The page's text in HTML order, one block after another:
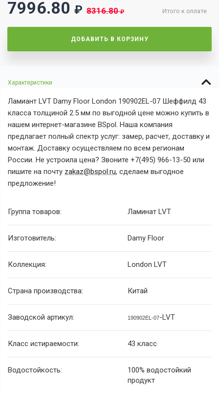
Итого к оплате
7996.80 ₽ 8316.80₽
ДОБАВИТЬ В КОРЗИНУ
Характеристики
Ламиант LVT Damy Floor London 190902EL-07 Шеффилд 43
класса толщиной 2.5 мм по выгодной цене можно купить в
нашем интернет-магазине BSpol. Наша компания
предлагает полный спектр услуг: замер, расчет, доставку и
монтаж. Доставку осуществляем по всем регионам
России. Не устроила цена? Звоните +7(495) 966-13-50 или
пишите на почту zakaz@bspol.ru, сделаем выгодное
предложение!
Группа товаров: Ламинат LVT
Изготовитель: Damy Floor
Коллекция: London LVT
Страна производства: Китай
Заводской артикул: 190902EL-07-LVT
Класс истираемости: 43 класс
Водостойкость:
100% водостойкий
продукт